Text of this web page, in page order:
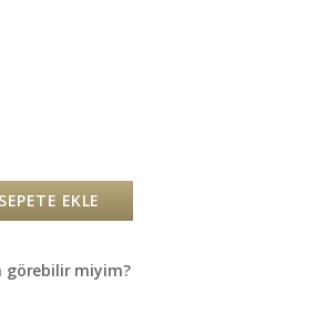
SEPETE EKLE
görebilir miyim?